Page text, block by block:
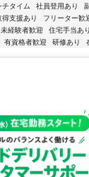
チタイム 社員登用あり
得支援あり フリーター歓
未経験者歓迎 住宅手当あり
有資格者歓迎 研修あり